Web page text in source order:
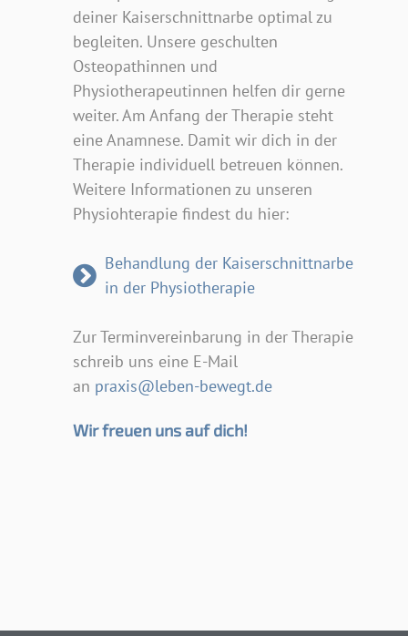
deiner Kaiserschnittnarbe optimal zu
begleiten. Unsere geschulten
Osteopathinnen und
Physiotherapeutinnen helfen dir gerne
weiter. Am Anfang der Therapie steht
eine Anamnese. Damit wir dich in der
Therapie individuell betreuen können.
Weitere Informationen zu unseren
Physiohterapie findest du hier:
Behandlung der Kaiserschnittnarbe
in der Physiotherapie
Zur Terminvereinbarung in der Therapie
schreib uns eine E-Mail
an praxis@leben-bewegt.de
Wir freuen uns auf dich!